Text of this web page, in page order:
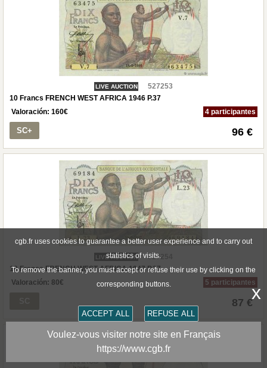
LIVE AUCTION
527253
10 Francs FRENCH WEST AFRICA 1946 P.37
Valoración: 160€ 4 participantes
SC+ 96 €
LIVE AUCTION
527254
10 Francs FRENCH WEST AFRICA 1947 P.37
Valoración: 80€ 5 participantes
87 €
cgb.fr uses cookies to guarantee a better user experience and to carry out
statistics of visits.
To remove the banner, you must accept or refuse their use by clicking on the
corresponding buttons.
ACCEPT ALL REFUSE ALL
x
Voulez-vous visiter notre site en Français
https://www.cgb.fr